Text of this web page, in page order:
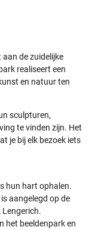
de zuidelijke
realiseert een
en natuur ten
sculpturen,
te vinden zijn. Het
je bij elk bezoek iets
hun hart ophalen.
aangelegd op de
het beeldenpark en